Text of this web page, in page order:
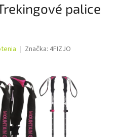
palice
Značka: 4FIZJO